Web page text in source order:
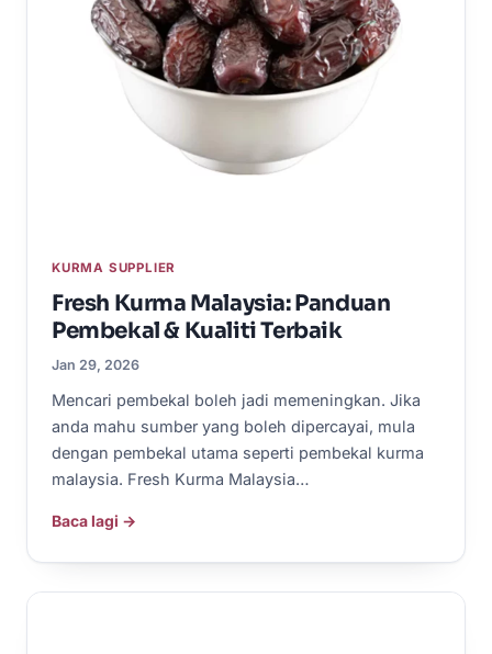
KURMA SUPPLIER
Fresh Kurma Malaysia: Panduan
Pembekal & Kualiti Terbaik
Jan 29, 2026
Mencari pembekal boleh jadi memeningkan. Jika
anda mahu sumber yang boleh dipercayai, mula
dengan pembekal utama seperti pembekal kurma
malaysia. Fresh Kurma Malaysia…
Baca lagi →